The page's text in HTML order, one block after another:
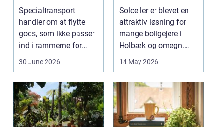
sikkert frem
Specialtransport
handler om at flytte
gods, som ikke passer
ind i rammerne for
almindelig
30 June 2026
Solceller er blevet en
attraktiv løsning for
mange boligejere i
Holbæk og omegn.
Flere ønsker at sæn...
14 May 2026